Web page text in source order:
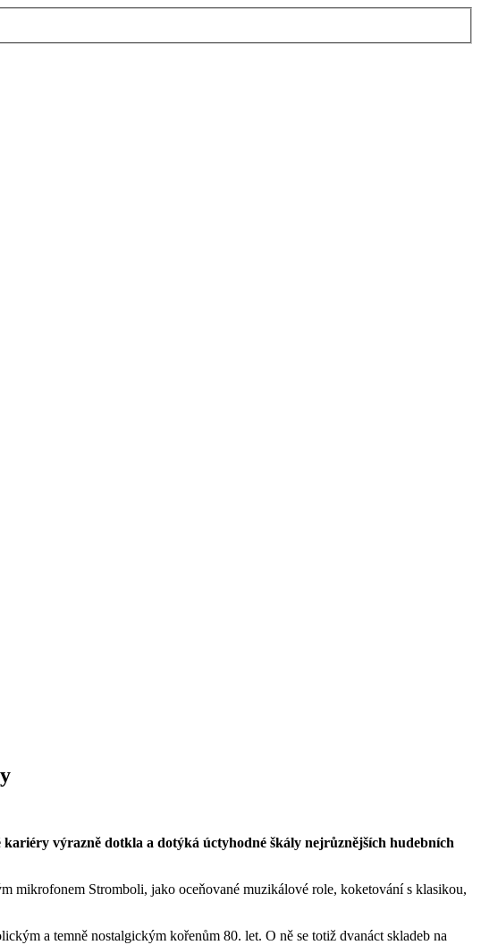
kariéry výrazně dotkla a dotýká úctyhodné škály nejrůznějších hudebních
mikrofonem Stromboli, jako oceňované muzikálové role, koketování s klasikou,
a temně nostalgickým kořenům 80. let. O ně se totiž dvanáct skladeb na